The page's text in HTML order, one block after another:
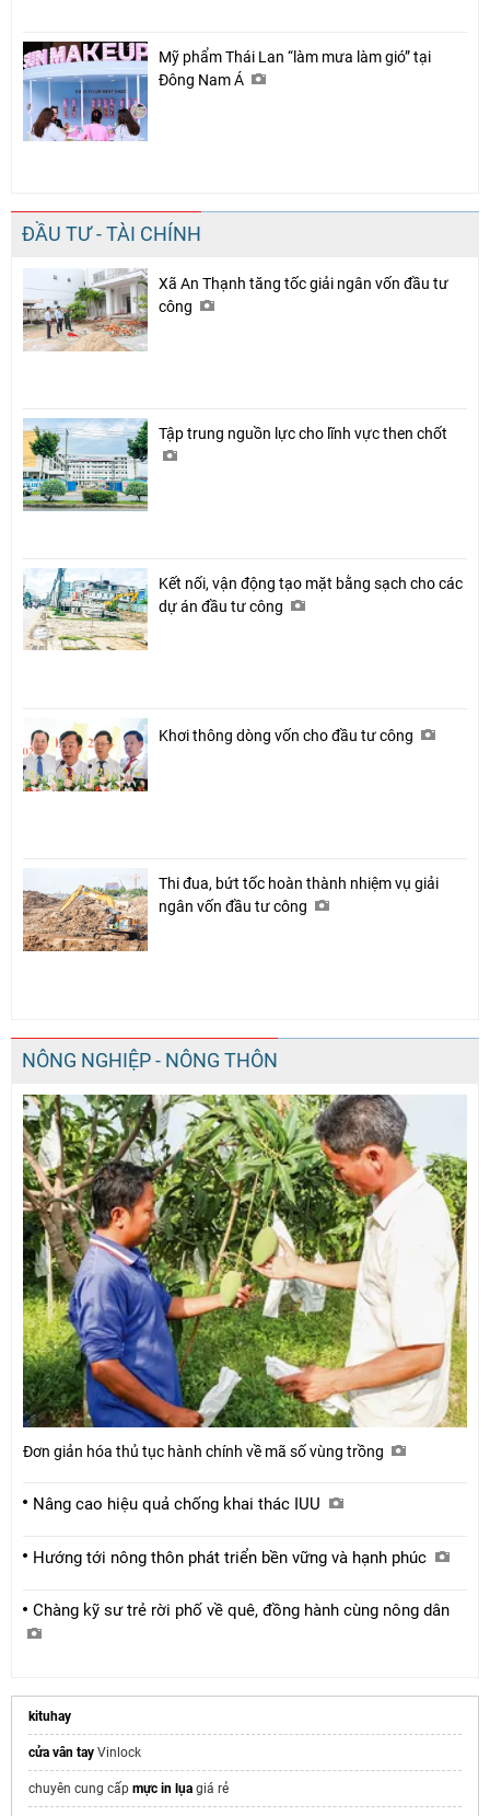
Mỹ phẩm Thái Lan “làm mưa làm gió” tại
Đông Nam Á
ĐẦU TƯ - TÀI CHÍNH
Xã An Thạnh tăng tốc giải ngân vốn đầu tư
công
Tập trung nguồn lực cho lĩnh vực then chốt
Kết nối, vận động tạo mặt bằng sạch cho các
dự án đầu tư công
Khơi thông dòng vốn cho đầu tư công
Thi đua, bứt tốc hoàn thành nhiệm vụ giải
ngân vốn đầu tư công
NÔNG NGHIỆP - NÔNG THÔN
Đơn giản hóa thủ tục hành chính về mã số vùng trồng
Nâng cao hiệu quả chống khai thác IUU
Hướng tới nông thôn phát triển bền vững và hạnh phúc
Chàng kỹ sư trẻ rời phố về quê, đồng hành cùng nông dân
kituhay
cửa vân tay Vinlock
chuyên cung cấp mực in lụa giá rẻ